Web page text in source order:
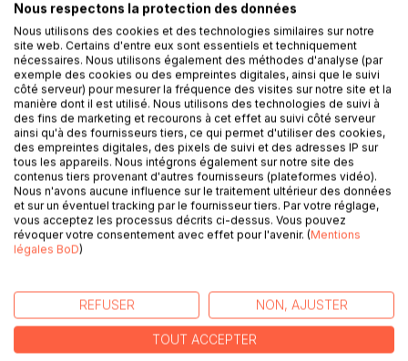
Ajouter à ma liste d'envies
Laisser un avis
DESCRIPTION
Les méthodes avancées dans ce livre sont pour les gens
dont le désir de richesses est assez fort pour surmonter la
trouvé le temps, les moyens ou l'occasion d'étudier la
métaphysique en profondeur, mais qui veulent des
résultats et souhaitent prendre les conclusions de la
Nous respectons la protection des données
Nous utilisons des cookies et des technologies similaires sur notre
site web. Certains d'entre eux sont essentiels et techniquement
nécessaires. Nous utilisons également des méthodes d'analyse (par
exemple des cookies ou des empreintes digitales, ainsi que le suivi
côté serveur) pour mesurer la fréquence des visites sur notre site et la
manière dont il est utilisé. Nous utilisons des technologies de suivi à
des fins de marketing et recourons à cet effet au suivi côté serveur
ainsi qu'à des fournisseurs tiers, ce qui permet d'utiliser des cookies,
des empreintes digitales, des pixels de suivi et des adresses IP sur
tous les appareils. Nous intégrons également sur notre site des
contenus tiers provenant d'autres fournisseurs (plateformes vidéo).
Nous n'avons aucune influence sur le traitement ultérieur des données
et sur un éventuel tracking par le fournisseur tiers. Par votre réglage,
vous acceptez les processus décrits ci-dessus. Vous pouvez
révoquer votre consentement avec effet pour l'avenir. (Mentions
légales BoD)
REFUSER NON, AJUSTER
TOUT ACCEPTER